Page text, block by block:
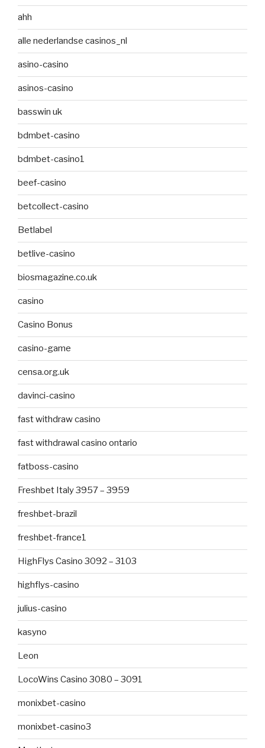
ahh
alle nederlandse casinos_nl
asino-casino
asinos-casino
basswin uk
bdmbet-casino
bdmbet-casino1
beef-casino
betcollect-casino
Betlabel
betlive-casino
biosmagazine.co.uk
casino
Casino Bonus
casino-game
censa.org.uk
davinci-casino
fast withdraw casino
fast withdrawal casino ontario
fatboss-casino
Freshbet Italy 3957 – 3959
freshbet-brazil
freshbet-france1
HighFlys Casino 3092 – 3103
highflys-casino
julius-casino
kasyno
Leon
LocoWins Casino 3080 – 3091
monixbet-casino
monixbet-casino3